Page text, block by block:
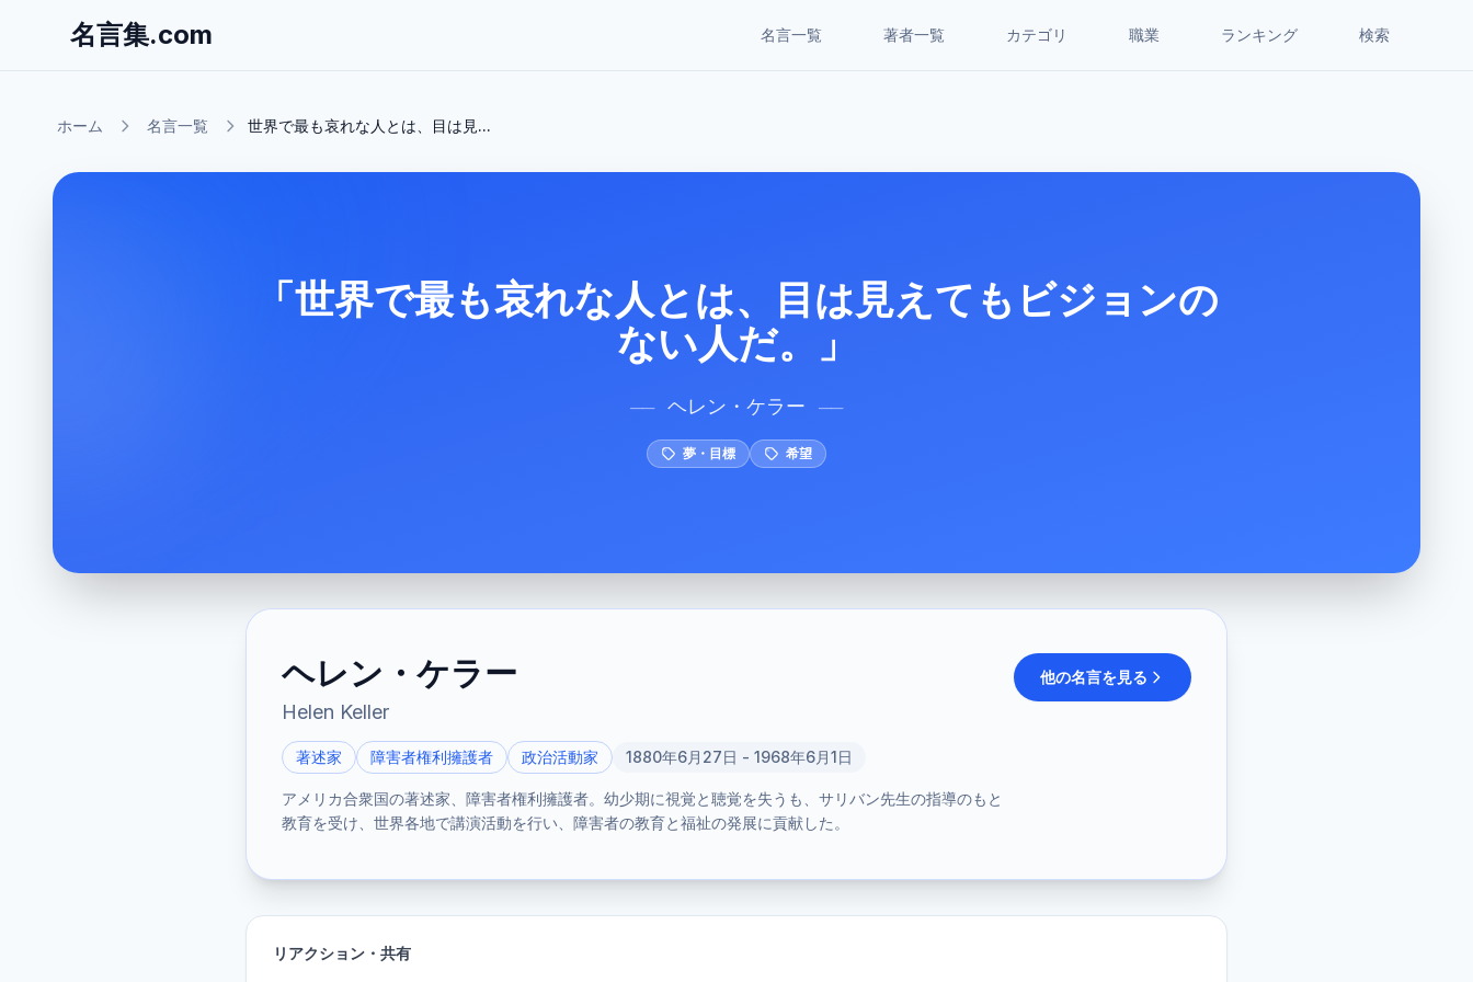
名言集.com 名言一覧 著者一覧 カテゴリ 職業 ランキング 検索
ホーム 名言一覧 世界で最も哀れな人とは、目は見...
「世界で最も哀れな人とは、目は見えてもビジョンの
ない人だ。」
── ヘレン・ケラー ──
夢・目標 希望
ヘレン・ケラー
Helen Keller
著述家 障害者権利擁護者 政治活動家 1880年6月27日 - 1968年6月1日
アメリカ合衆国の著述家、障害者権利擁護者。幼少期に視覚と聴覚を失うも、サリバン先生の指導のもと
教育を受け、世界各地で講演活動を行い、障害者の教育と福祉の発展に貢献した。
他の名言を見る
リアクション・共有